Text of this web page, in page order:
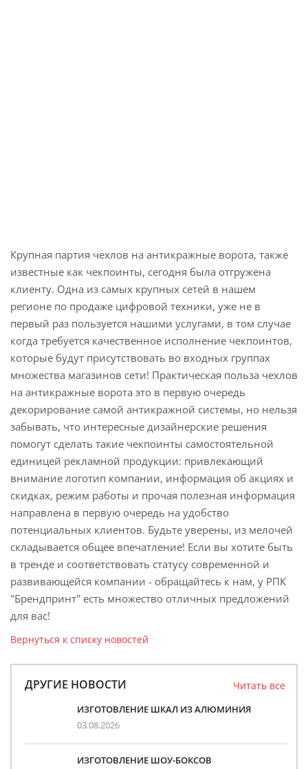
Крупная партия чехлов на антикражные ворота, также
известные как чекпоинты, сегодня была отгружена
клиенту. Одна из самых крупных сетей в нашем
регионе по продаже цифровой техники, уже не в
первый раз пользуется нашими услугами, в том случае
когда требуется качественное исполнение чекпоинтов,
которые будут присутствовать во входных группах
множества магазинов сети! Практическая польза чехлов
на антикражные ворота это в первую очередь
декорирование самой антикражной системы, но нельзя
забывать, что интересные дизайнерские решения
помогут сделать такие чекпоинты самостоятельной
единицей рекламной продукции: привлекающий
внимание логотип компании, информация об акциях и
скидках, режим работы и прочая полезная информация
направлена в первую очередь на удобство
потенциальных клиентов. Будьте уверены, из мелочей
складывается общее впечатление! Если вы хотите быть
в тренде и соответствовать статусу современной и
развивающейся компании - обращайтесь к нам, у РПК
"Брендпринт" есть множество отличных предложений
для вас!
Вернуться к списку новостей
ДРУГИЕ НОВОСТИ Читать все
ИЗГОТОВЛЕНИЕ ШКАЛ ИЗ АЛЮМИНИЯ
03.08.2026
ИЗГОТОВЛЕНИЕ ШОУ-БОКСОВ